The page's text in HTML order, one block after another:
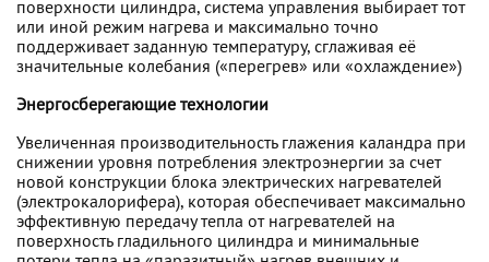
поверхности цилиндра, система управления выбирает тот
или иной режим нагрева и максимально точно
поддерживает заданную температуру, сглаживая её
значительные колебания («перегрев» или «охлаждение»)
Энергосберегающие технологии
Увеличенная производительность глажения каландра при
снижении уровня потребления электроэнергии за счет
новой конструкции блока электрических нагревателей
(электрокалорифера), которая обеспечивает максимально
эффективную передачу тепла от нагревателей на
поверхность гладильного цилиндра и минимальные